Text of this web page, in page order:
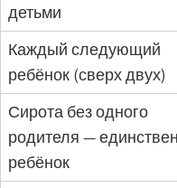
детьми
Каждый следующий
ребёнок (сверх двух)
Сирота без одного
родителя —
ребёнок